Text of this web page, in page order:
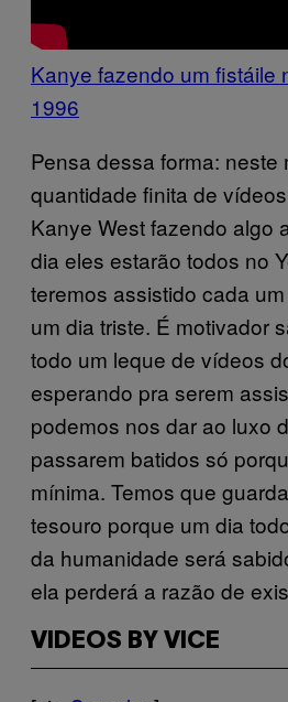
Kanye fazendo um fistáile
1996
Pensa dessa forma: neste
quantidade finita de
Kanye West fazendo algo
dia eles estarão todos no
teremos assistido cada
um dia triste. É motivador
todo um leque de vídeos
esperando pra serem
podemos nos dar ao luxo
passarem batidos só
mínima. Temos que
tesouro porque um dia
da humanidade será
ela perderá a razão de
VIDEOS BY VICE